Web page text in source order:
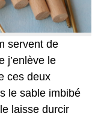
servent de
j’enlève le
ces deux
le sable imbibé
laisse durcir